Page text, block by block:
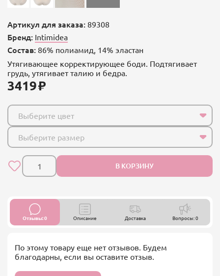
Артикул для заказа: 89308
Бренд: Intimidea
Состав: 86% полиамид, 14% эластан
Утягивающее корректирующее боди. Подтягивает
грудь, утягивает талию и бедра.
3419
Выберите цвет
Выберите размер
В КОРЗИНУ
Отзывы: 0 Описание Доставка Вопросы: 0
По этому товару еще нет отзывов. Будем
благодарны, если вы оставите отзыв.